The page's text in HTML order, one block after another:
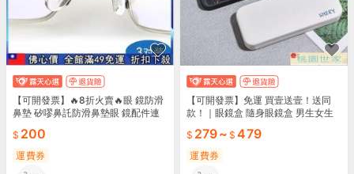
【可開發票】🔥8折火賣🔥眼 鏡防滑
鼻墊 矽嘐鼻託防滑鼻墊眼 鏡配件連
200
運費券
【可開發票】免運 買壹送壹！送同
款！｜眼鏡盒 隨身眼鏡盒 男生女生
279~ 479
運費券